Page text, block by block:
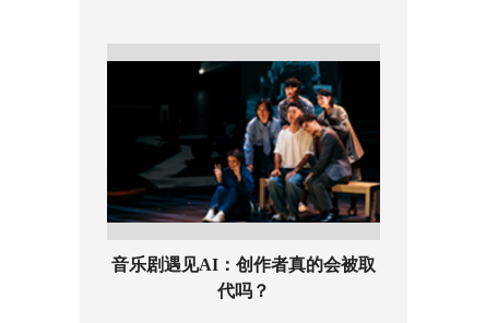
音乐剧遇见AI：创作者真的会被取
代吗？